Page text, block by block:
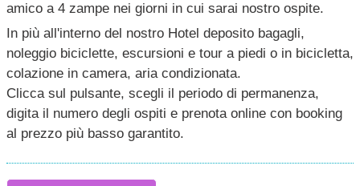
amico a 4 zampe nei giorni in cui sarai nostro ospite.
In più all'interno del nostro Hotel deposito bagagli,
noleggio biciclette, escursioni e tour a piedi o in bicicletta,
colazione in camera, aria condizionata.
Clicca sul pulsante, scegli il periodo di permanenza,
digita il numero degli ospiti e prenota online con booking
al prezzo più basso garantito.